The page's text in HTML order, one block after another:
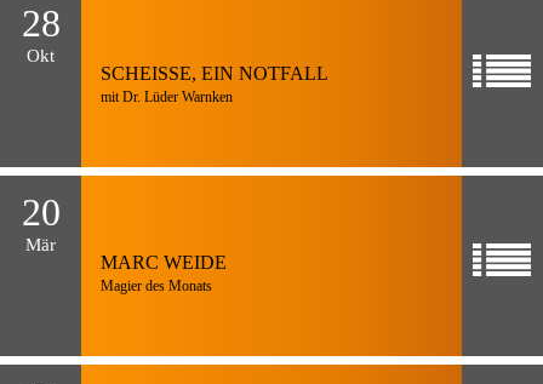
28
Okt
SCHEISSE, EIN NOTFALL
mit Dr. Lüder Warnken
20
Mär
MARC WEIDE
Magier des Monats